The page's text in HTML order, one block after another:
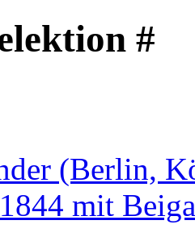
#
(Berlin,
mit